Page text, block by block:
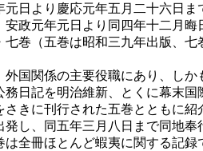
日より慶応元年五月二十六日
安政元年元日より同四年十二月
七巻（五巻は昭和三九年出版、
外国関係の主要役職にあり、し
日記を明治維新、とくに幕末
さきに刊行された五巻とともに
発し、同五年三月八日まで同地
は全冊ほとんど蝦夷に関する記